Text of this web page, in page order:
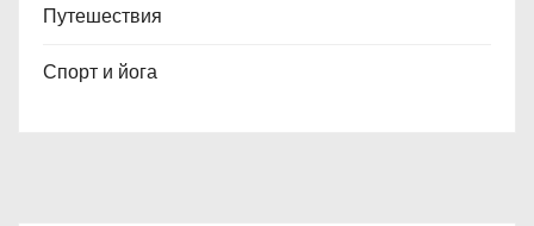
Путешествия
Спорт и йога